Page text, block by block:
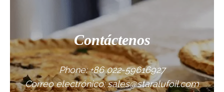
Contáctenos
Phone: +86 022-59616927
Correo electrónico: sales@staralufoil.com